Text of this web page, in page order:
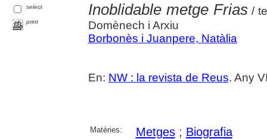
select
print
Inoblidable metge Frias /
Domènech i Arxiu
Borbonès i Juanpere, Natàlia
En: NW : la revista de Reus. Any
Matèries: Metges; Biografia